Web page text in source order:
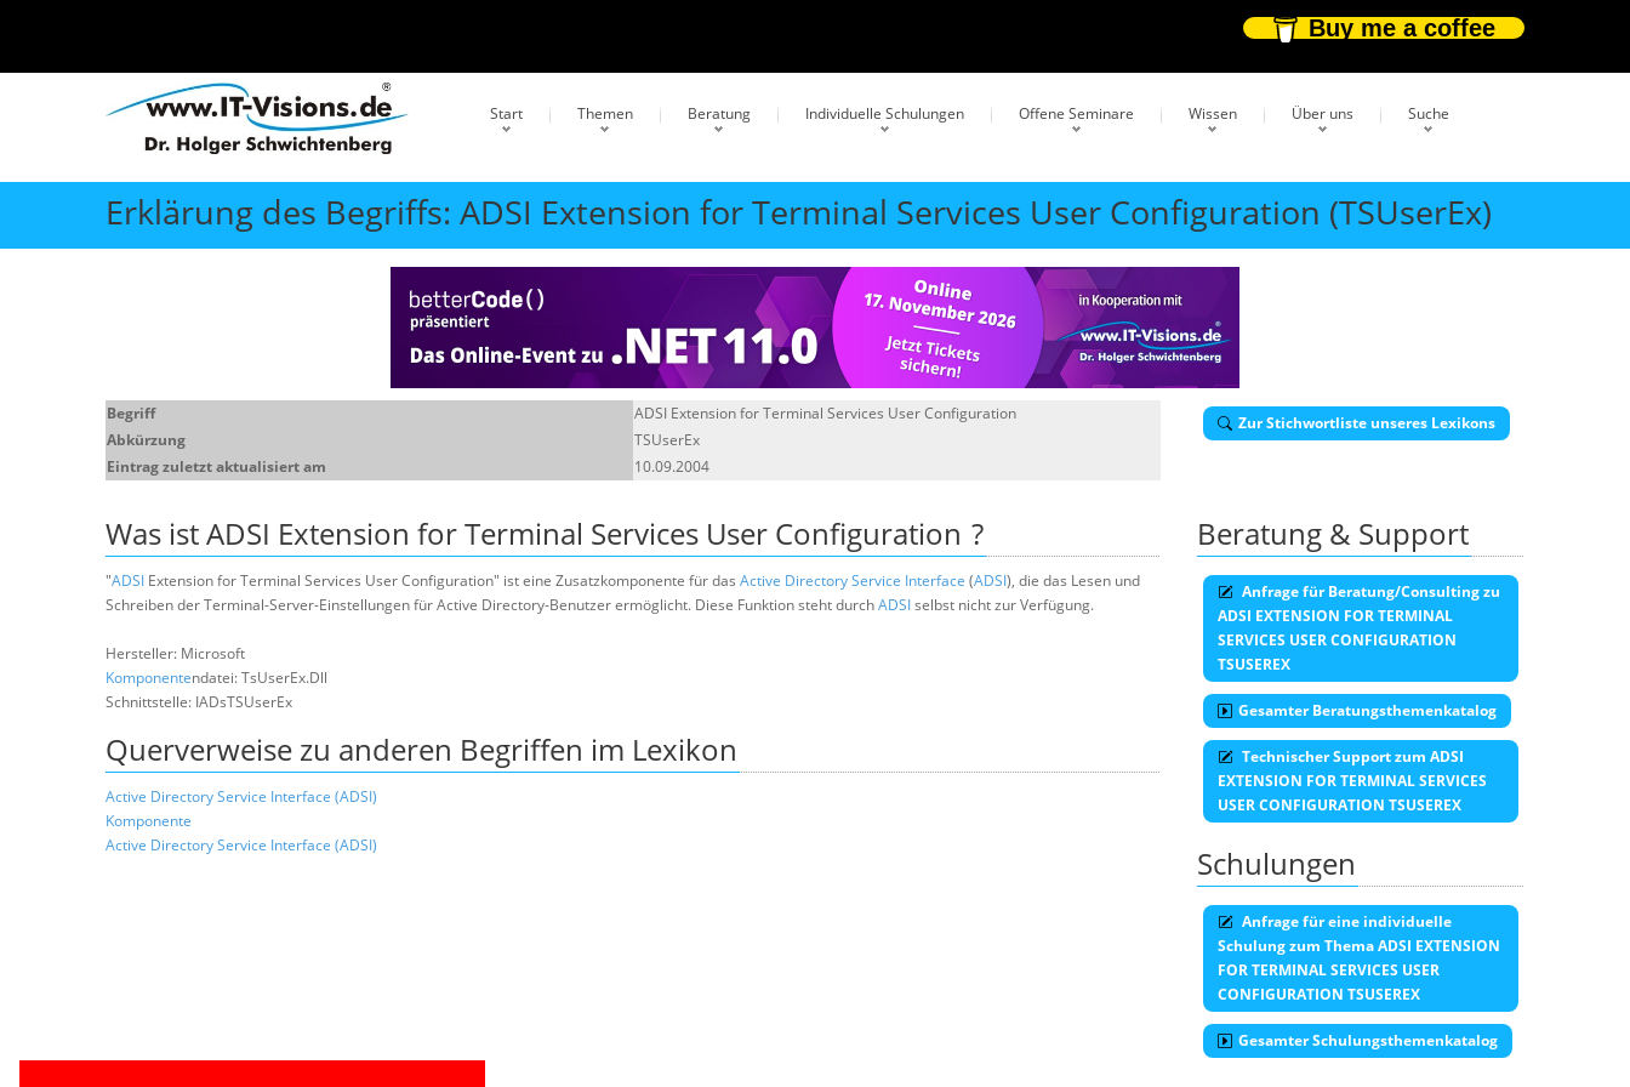
Buy me a coffee
Start Themen Beratung Individuelle Schulungen Offene Seminare Wissen Über uns Suche
Erklärung des Begriffs: ADSI Extension for Terminal Services User Configuration (TSUserEx)
Begriff
ADSI Extension for Terminal Services User Configuration
Abkürzung
TSUserEx
Eintrag zuletzt aktualisiert am
10.09.2004
Zur Stichwortliste unseres Lexikons
Was istADSI Extension for Terminal Services User Configuration ?
"ADSI Extension for Terminal Services User Configuration" ist eine Zusatzkomponente für das Active Directory Service Interface (ADSI), die das Lesen und
Schreiben der Terminal-Server-Einstellungen für Active Directory-Benutzer ermöglicht. Diese Funktion steht durchADSIselbst nicht zur Verfügung.
Hersteller: Microsoft
Komponentendatei: TsUserEx.Dll
Schnittstelle: IADsTSUserEx
Querverweise zu anderen Begriffen im Lexikon
Active Directory Service Interface (ADSI)
Komponente
Active Directory Service Interface (ADSI)
Beratung & Support
Anfrage für Beratung/Consulting zu
ADSI EXTENSION FOR TERMINAL
SERVICES USER CONFIGURATION
TSUSEREX
Gesamter Beratungsthemenkatalog
Technischer Support zum ADSI
EXTENSION FOR TERMINAL SERVICES
USER CONFIGURATION TSUSEREX
Schulungen
Anfrage für eine individuelle
Schulung zum Thema ADSI EXTENSION
FOR TERMINAL SERVICES USER
CONFIGURATION TSUSEREX
Gesamter Schulungsthemenkatalog